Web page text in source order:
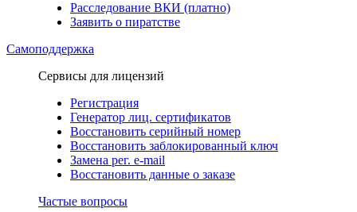
Расследование ВКИ (платно)
Заявить о пиратстве
Самоподдержка
Сервисы для лицензий
Регистрация
Генератор лиц. сертификатов
Восстановить серийный номер
Восстановить заблокированный ключ
Замена рег. e-mail
Восстановить данные о заказе
Частые вопросы